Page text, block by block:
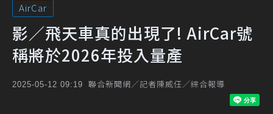
AirCar
影／飛天車真的出現了! AirCar號
稱將於2026年投入量產
2025-05-12 09:19 聯合新聞網／記者陳威任／綜合報導